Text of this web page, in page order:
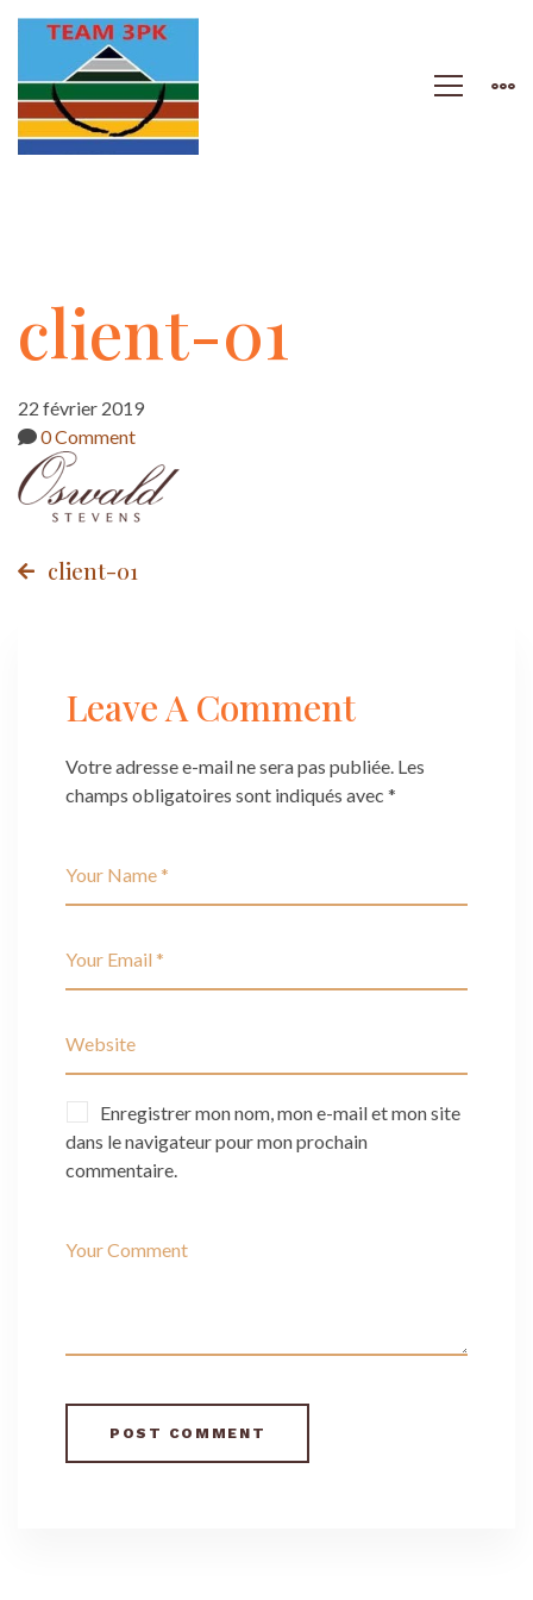
client-
01
client-01
22 février 2019
0 Comment
Post
client-01
Leave A Comment
Votre adresse e-mail ne sera pas publiée. Les
champs obligatoires sont indiqués avec *
Enregistrer mon nom, mon e-mail et mon site
dans le navigateur pour mon prochain
commentaire.